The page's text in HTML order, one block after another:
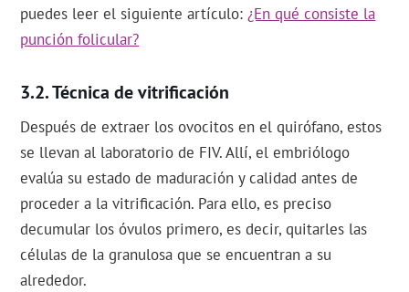
puedes leer el siguiente artículo:¿En qué consiste la
punción folicular?
Técnica de vitrificación
Después de extraer los ovocitos en el quirófano, estos
se llevan al laboratorio de FIV. Allí, el embriólogo
evalúa su estado de maduración y calidad antes de
proceder a la vitrificación. Para ello, es preciso
decumular los óvulos primero, es decir, quitarles las
células de la granulosa que se encuentran a su
alrededor.